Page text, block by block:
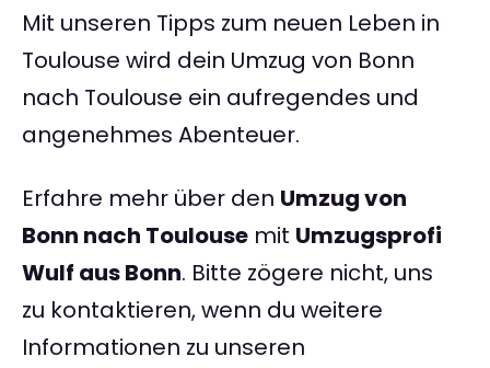
Mit unseren Tipps zum neuen Leben in
Toulouse wird dein Umzug von Bonn
nach Toulouse ein aufregendes und
angenehmes Abenteuer.
Erfahre mehr über den Umzug von
Bonn nach Toulouse mit Umzugsprofi
Wulf aus Bonn. Bitte zögere nicht, uns
zu kontaktieren, wenn du weitere
Informationen zu unseren